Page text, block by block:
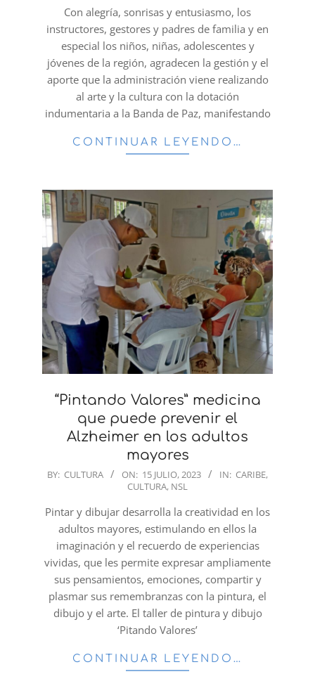
Con alegría, sonrisas y entusiasmo, los
instructores, gestores y padres de familia y en
especial los niños, niñas, adolescentes y
jóvenes de la región, agradecen la gestión y el
aporte que la administración viene realizando
al arte y la cultura con la dotación
indumentaria a la Banda de Paz, manifestando
CONTINUAR LEYENDO…
“Pintando Valores” medicina
que puede prevenir el
Alzheimer en los adultos
mayores
2023-
15
BY: CULTURA ON: 15 JULIO, 2023 IN: CARIBE,
CULTURA, NSL
Pintar y dibujar desarrolla la creatividad en los
adultos mayores, estimulando en ellos la
imaginación y el recuerdo de experiencias
vividas, que les permite expresar ampliamente
sus pensamientos, emociones, compartir y
plasmar sus remembranzas con la pintura, el
dibujo y el arte. El taller de pintura y dibujo
‘Pitando Valores’
CONTINUAR LEYENDO…